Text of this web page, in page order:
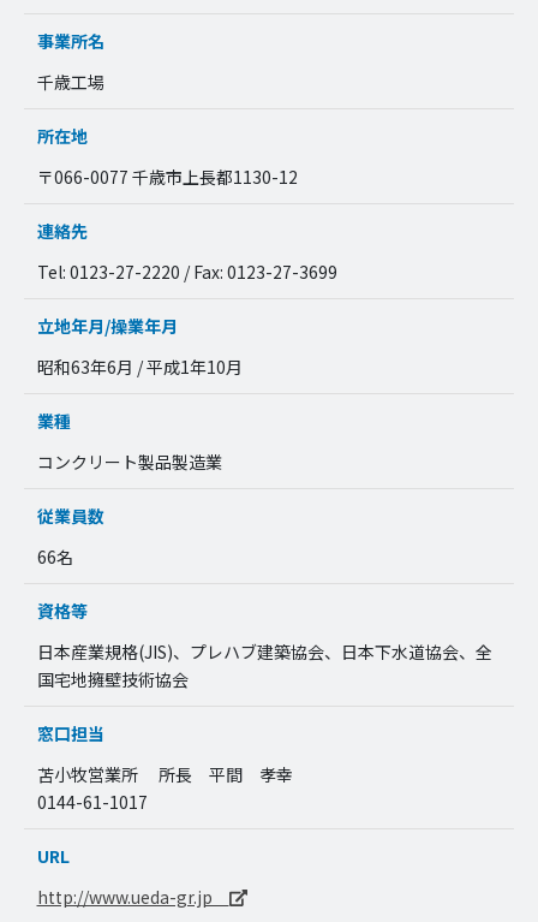
事業所名
千歳工場
所在地
〒066-0077 千歳市上長都1130-12
連絡先
Tel: 0123-27-2220 / Fax: 0123-27-3699
立地年月/操業年月
昭和63年6月 / 平成1年10月
業種
コンクリート製品製造業
従業員数
66名
資格等
日本産業規格(JIS)、プレハブ建築協会、日本下水道協会、全
国宅地擁壁技術協会
窓口担当
苫小牧営業所 所長 平間 孝幸
0144-61-1017
URL
http://www.ueda-gr.jp